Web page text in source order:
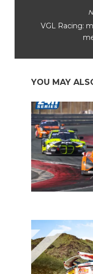
VGL Racing:
YOU MAY